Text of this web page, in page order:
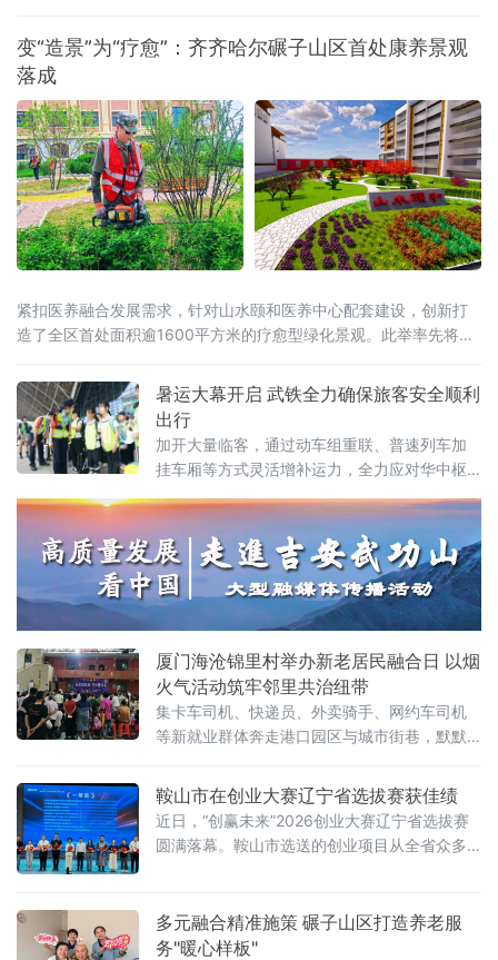
企护航”保用工促就业助振兴行动为抓手，开展
线上线下各类招聘活动230场，累计参会企业
达成就业意向1.2万人次。
变“造景”为“疗愈”：齐齐哈尔碾子山区首处康养景观
落成
紧扣医养融合发展需求，针对山水颐和医养中心配套建设，创新打
造了全区首处面积逾1600平方米的疗愈型绿化景观。此举率先将疗
板，为区域医养结合事业注入绿色动能。据介绍，该项目建设改变
了传统“重观赏、轻功能”的模式，围绕“医养融合、身心共愈”定位
暑运大幕开启 武铁全力确保旅客安全顺利
出行
加开大量临客，通过动车组重联、普速列车加
挂车厢等方式灵活增补运力，全力应对华中枢
学
厦门海沧锦里村举办新老居民融合日 以烟
火气活动筑牢邻里共治纽带
集卡车司机、快递员、外卖骑手、网约车司机
等新就业群体奔走港口园区与城市街巷，默默
的“陌生人”，缺少邻里往来。为消融邻里隔阂，
拉近新老居民距离，筑牢社区与新就业群体的
紧密纽带，6月27日，厦门市海沧区锦里村党委
依托“邻里守望”项目，联动锦里大管家、贝乐幼
鞍山市在创业大赛辽宁省选拔赛获佳绩
近日，“创赢未来”2026创业大赛辽宁省选拔赛
圆满落幕。鞍山市选送的创业项目从全省众多
作的坚实成果与强劲活力。市人就中心荣获“优
秀组织奖”。
多元融合精准施策 碾子山区打造养老服
务"暖心样板"